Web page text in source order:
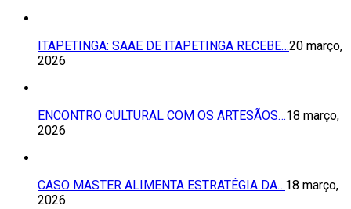
ITAPETINGA: SAAE DE ITAPETINGA RECEBE…20 março,
2026
ENCONTRO CULTURAL COM OS ARTESÃOS…18 março,
2026
CASO MASTER ALIMENTA ESTRATÉGIA DA…18 março,
2026